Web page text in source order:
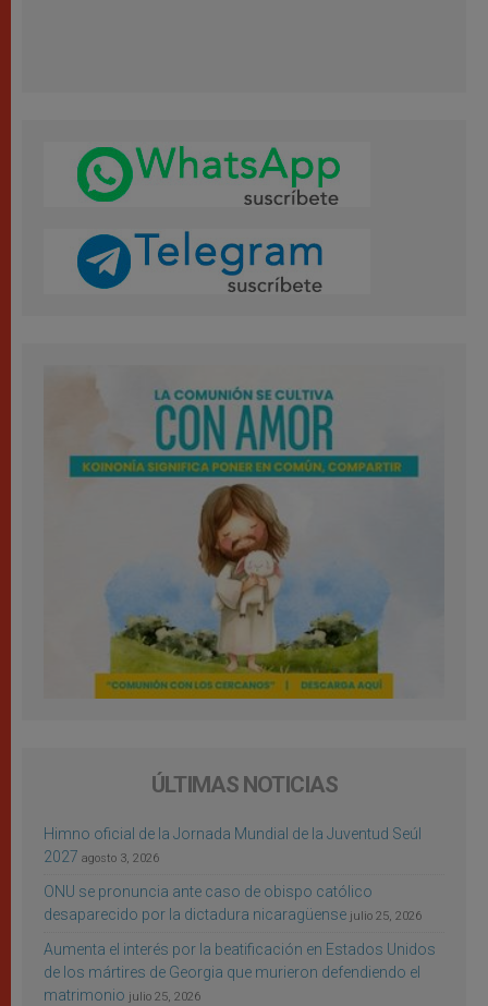
ÚLTIMAS NOTICIAS
Himno oficial de la Jornada Mundial de la Juventud Seúl
2027 agosto 3, 2026
ONU se pronuncia ante caso de obispo católico
desaparecido por la dictadura nicaragüense julio 25, 2026
Aumenta el interés por la beatificación en Estados Unidos
de los mártires de Georgia que murieron defendiendo el
matrimonio julio 25, 2026